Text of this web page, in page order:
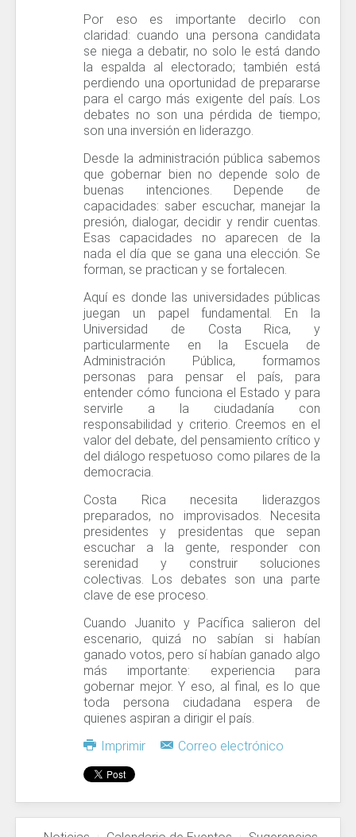
Por eso es importante decirlo con
claridad: cuando una persona candidata
se niega a debatir, no solo le está dando
la espalda al electorado; también está
perdiendo una oportunidad de prepararse
para el cargo más exigente del país. Los
debates no son una pérdida de tiempo;
son una inversión en liderazgo.
Desde la administración pública sabemos
que gobernar bien no depende solo de
buenas intenciones. Depende de
capacidades: saber escuchar, manejar la
presión, dialogar, decidir y rendir cuentas.
Esas capacidades no aparecen de la
nada el día que se gana una elección. Se
forman, se practican y se fortalecen.
Aquí es donde las universidades públicas
juegan un papel fundamental. En la
Universidad de Costa Rica, y
particularmente en la Escuela de
Administración Pública, formamos
personas para pensar el país, para
entender cómo funciona el Estado y para
servirle a la ciudadanía con
responsabilidad y criterio. Creemos en el
valor del debate, del pensamiento crítico y
del diálogo respetuoso como pilares de la
democracia.
Costa Rica necesita liderazgos
preparados, no improvisados. Necesita
presidentes y presidentas que sepan
escuchar a la gente, responder con
serenidad y construir soluciones
colectivas. Los debates son una parte
clave de ese proceso.
Cuando Juanito y Pacífica salieron del
escenario, quizá no sabían si habían
ganado votos, pero sí habían ganado algo
más importante: experiencia para
gobernar mejor. Y eso, al final, es lo que
toda persona ciudadana espera de
quienes aspiran a dirigir el país.
Imprimir
Correo electrónico